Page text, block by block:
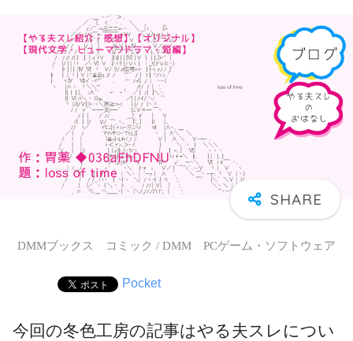
DMMブックス コミック / DMM PCゲーム・ソフトウェア
Pocket
今回の冬色工房の記事はやる夫スレについ